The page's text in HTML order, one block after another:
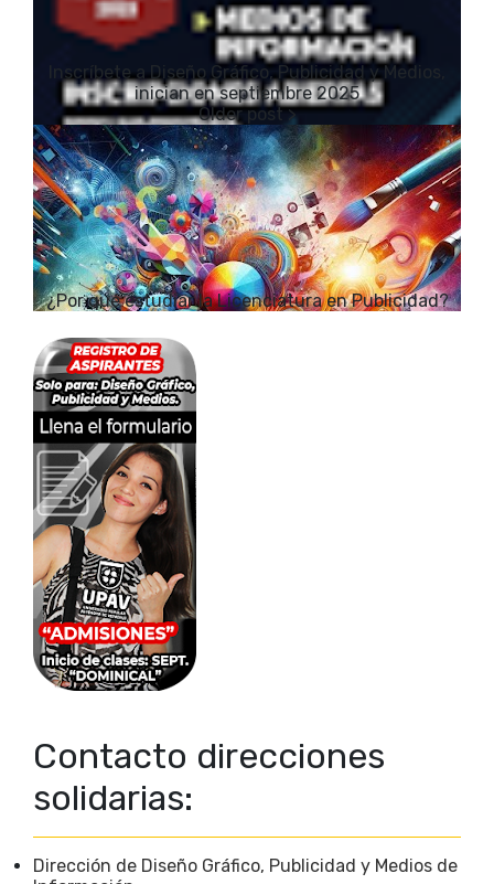
Inscríbete a Diseño Gráfico, Publicidad y Medios,
inician en septiembre 2025
¿Por qué estudiar la Licenciatura en Publicidad?
Contacto direcciones
solidarias:
Dirección de Diseño Gráfico, Publicidad y Medios de